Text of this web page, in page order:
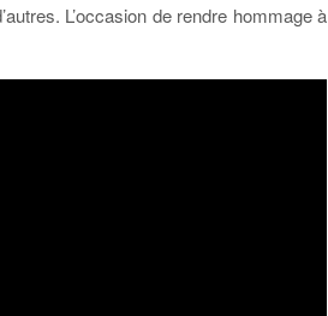
L’occasion de rendre hommage à